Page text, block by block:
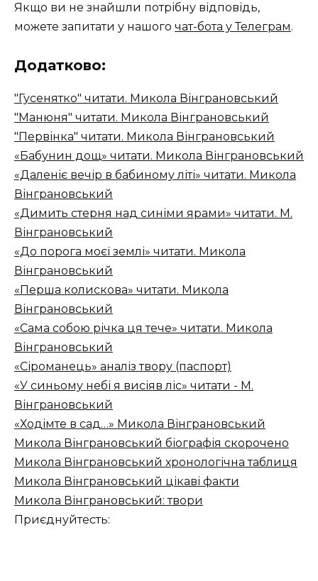
Якщо ви не знайшли потрібну відповідь,
можете запитати у нашого чат-бота у Телеграм.
Додатково:
"Гусенятко" читати. Микола Вінграновський
"Манюня" читати. Микола Вінграновський
"Первінка" читати. Микола Вінграновський
«Бабунин дощ» читати. Микола Вінграновський
«Даленіє вечір в бабиному літі» читати. Микола
Вінграновський
«Димить стерня над синіми ярами» читати. М.
Вінграновський
«До порога моєї землі» читати. Микола
Вінграновський
«Перша колискова» читати. Микола
Вінграновський
«Сама собою річка ця тече» читати. Микола
Вінграновський
«Сіроманець» аналіз твору (паспорт)
«У синьому небі я висіяв ліс» читати - М.
Вінграновський
«Ходімте в сад…» Микола Вінграновський
Микола Вінграновський біографія скорочено
Микола Вінграновський хронологічна таблиця
Микола Вінграновський цікаві факти
Микола Вінграновський: твори
Приєднуйтесть: